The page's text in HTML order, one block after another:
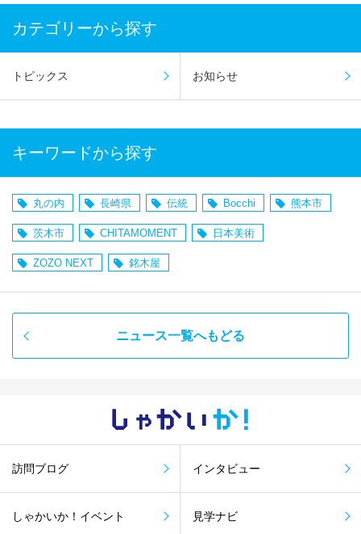
カテゴリーから探す
トピックス お知らせ
キーワードから探す
丸の内 長崎県 伝統 Bocchi 熊本市
茨木市 CHITAMOMENT 日本美術
ZOZO NEXT 銘木屋
ニュース一覧へもどる
しゃかい か！
訪問ブログ インタビュー
しゃかいか！イベント 見学ナビ